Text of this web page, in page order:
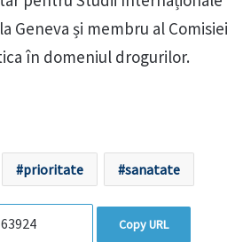
Geneva și membru al Comisiei
în domeniul drogurilor.
prioritate sanatate
Copy URL